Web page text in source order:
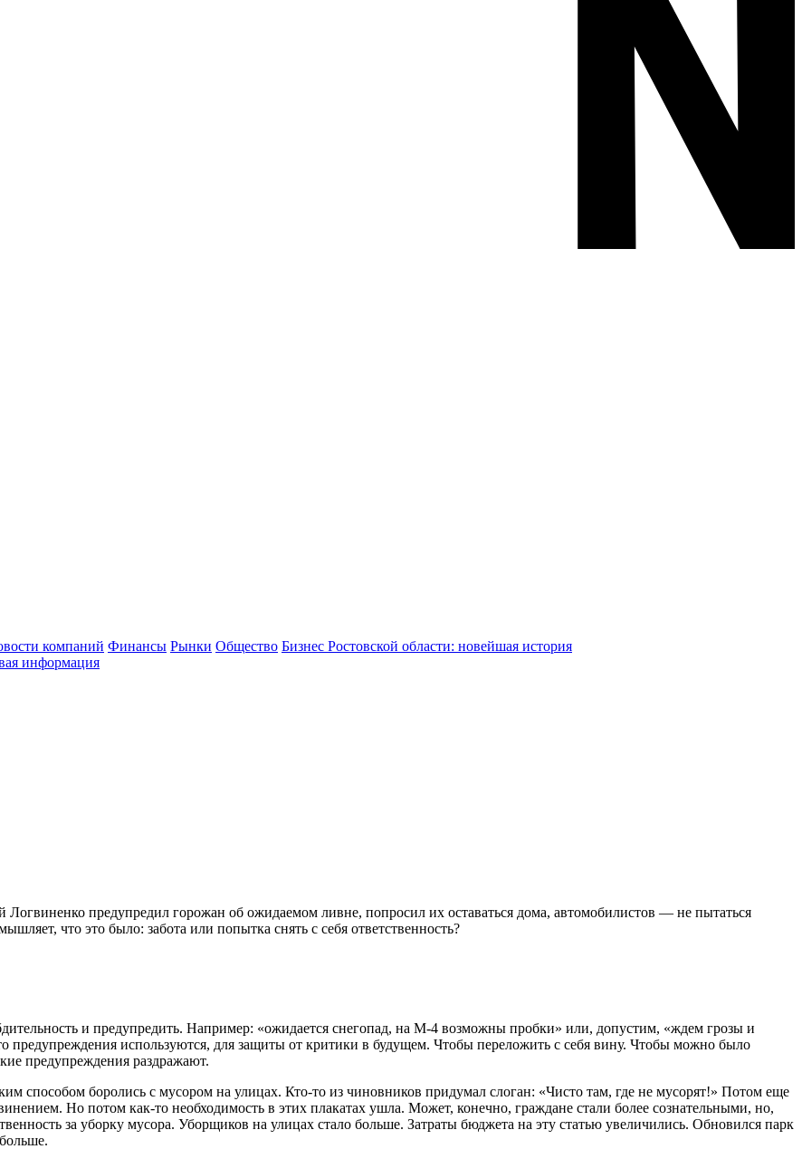
компаний Финансы Рынки Общество Бизнес Ростовской области: новейшая история
информация
предупредил горожан об ожидаемом ливне, попросил их оставаться дома, автомобилистов — не пытаться
что это было: забота или попытка снять с себя ответственность?
и предупредить. Например: «ожидается снегопад, на М-4 возможны пробки» или, допустим, «ждем грозы и
предупреждения используются, для защиты от критики в будущем. Чтобы переложить с себя вину. Чтобы можно было
предупреждения раздражают.
способом боролись с мусором на улицах. Кто-то из чиновников придумал слоган: «Чисто там, где не мусорят!» Потом еще
Но потом как-то необходимость в этих плакатах ушла. Может, конечно, граждане стали более сознательными, но,
за уборку мусора. Уборщиков на улицах стало больше. Затраты бюджета на эту статью увеличились. Обновился парк